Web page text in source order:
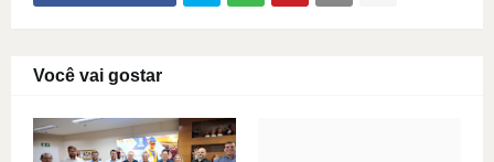
Você vai gostar